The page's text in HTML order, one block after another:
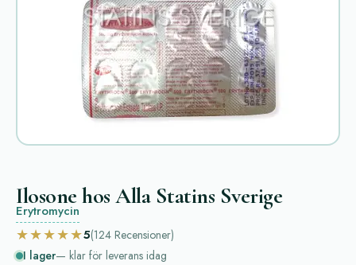
Ilosone hos Alla Statins Sverige
Erytromycin
★★★★★5(124 Recensioner)
I lager— klar för leverans idag